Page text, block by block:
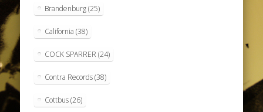
Brandenburg(25)
California (38)
COCK SPARRER (24)
Contra Records(38)
Cottbus(26)